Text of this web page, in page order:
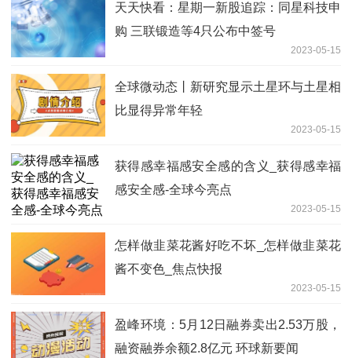
天天快看：星期一新股追踪：同星科技申
购 三联锻造等4只公布中签号
2023-05-15
全球微动态丨新研究显示土星环与土星相
比显得异常年轻
2023-05-15
获得感幸福感安全感的含义_获得感幸福
感安全感-全球今亮点
2023-05-15
怎样做韭菜花酱好吃不坏_怎样做韭菜花
酱不变色_焦点快报
2023-05-15
盈峰环境：5月12日融券卖出2.53万股，
融资融券余额2.8亿元 环球新要闻